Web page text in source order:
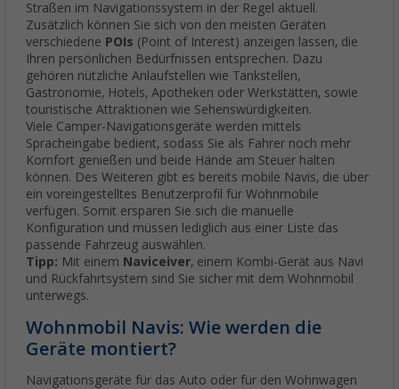
Straßen im Navigationssystem in der Regel aktuell.
Zusätzlich können Sie sich von den meisten Geräten
verschiedene POIs (Point of Interest) anzeigen lassen, die
Ihren persönlichen Bedürfnissen entsprechen. Dazu
gehören nützliche Anlaufstellen wie Tankstellen,
Gastronomie, Hotels, Apotheken oder Werkstätten, sowie
touristische Attraktionen wie Sehenswürdigkeiten.
Viele Camper-Navigationsgeräte werden mittels
Spracheingabe bedient, sodass Sie als Fahrer noch mehr
Komfort genießen und beide Hände am Steuer halten
können. Des Weiteren gibt es bereits mobile Navis, die über
ein voreingestelltes Benutzerprofil für Wohnmobile
verfügen. Somit ersparen Sie sich die manuelle
Konfiguration und müssen lediglich aus einer Liste das
passende Fahrzeug auswählen.
Tipp: Mit einem Naviceiver, einem Kombi-Gerät aus Navi
und Rückfahrtsystem sind Sie sicher mit dem Wohnmobil
unterwegs.
Wohnmobil Navis: Wie werden die
Geräte montiert?
Navigationsgeräte für das Auto oder für den Wohnwagen